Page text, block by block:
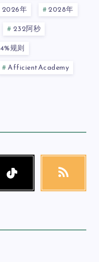
2026年 2028年
232阿秒
4%规则
AfficientAcademy